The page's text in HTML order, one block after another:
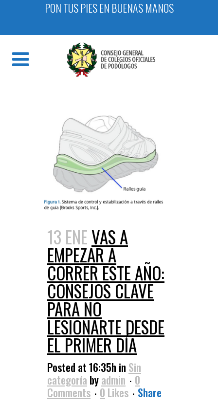
PON TUS PIES EN BUENAS MANOS
13 ENEVAS A
EMPEZAR A
CORRER ESTE AÑO:
CONSEJOS CLAVE
PARA NO
LESIONARTE DESDE
EL PRIMER DÍA
Posted at 16:35h in Sin
categoría byadmin
0
Comments
0 Likes
Share